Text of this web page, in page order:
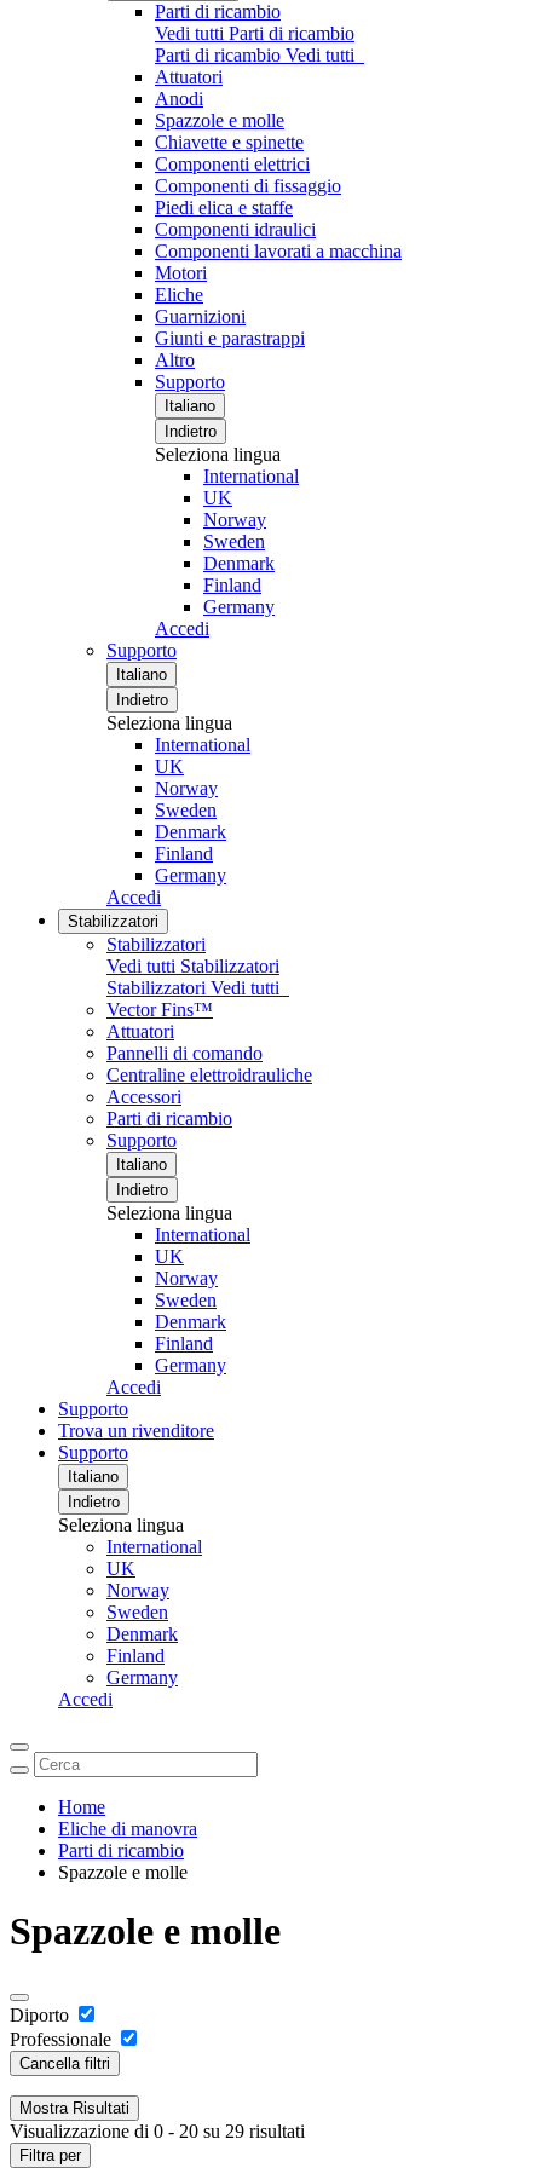
Parti di ricambio
Vedi tutti Parti di ricambio
Parti di ricambio Vedi tutti
Attuatori
Anodi
Spazzole e molle
Chiavette e spinette
Componenti elettrici
Componenti di fissaggio
Piedi elica e staffe
Componenti idraulici
Componenti lavorati a macchina
Motori
Eliche
Guarnizioni
Giunti e parastrappi
Altro
Supporto
Italiano
Indietro
Seleziona lingua
International
UK
Norway
Sweden
Denmark
Finland
Germany
Accedi
Supporto
Italiano
Indietro
Seleziona lingua
International
UK
Norway
Sweden
Denmark
Finland
Germany
Accedi
Stabilizzatori
Stabilizzatori
Vedi tutti Stabilizzatori
Stabilizzatori Vedi tutti
Vector Fins™
Attuatori
Pannelli di comando
Centraline elettroidrauliche
Accessori
Parti di ricambio
Supporto
Italiano
Indietro
Seleziona lingua
International
UK
Norway
Sweden
Denmark
Finland
Germany
Accedi
Supporto
Trova un rivenditore
Supporto
Italiano
Indietro
Seleziona lingua
International
UK
Norway
Sweden
Denmark
Finland
Germany
Accedi
Home
Eliche di manovra
Parti di ricambio
Spazzole e molle
Spazzole e molle
Diporto
Professionale
Cancella filtri
Mostra Risultati
Visualizzazione di 0 - 20 su 29 risultati
Filtra per